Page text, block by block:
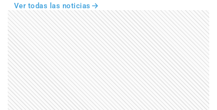
Ver todas las noticias